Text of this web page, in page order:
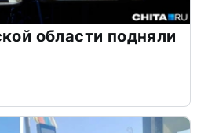
области подняли